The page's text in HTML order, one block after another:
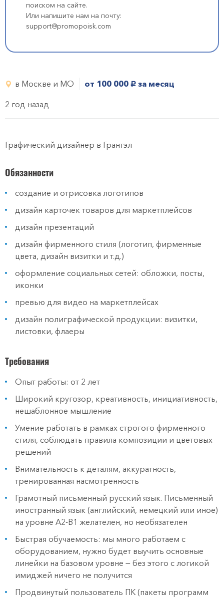
поиском на сайте.
Или напишите нам на почту:
support@promopoisk.com
в Москве и МО от 100 000 руб. за месяц
2 год назад
Графический дизайнер в Грантэл
Обязанности
создание и отрисовка логотипов
дизайн карточек товаров для маркетплейсов
дизайн презентаций
дизайн фирменного стиля (логотип, фирменные
цвета, дизайн визитки и т.д.)
оформление социальных сетей: обложки, посты,
иконки
превью для видео на маркетплейсах
дизайн полиграфической продукции: визитки,
листовки, флаеры
Требования
Опыт работы: от 2 лет
Широкий кругозор, креативность, инициативность,
нешаблонное мышление
Умение работать в рамках строгого фирменного
стиля, соблюдать правила композиции и цветовых
решений
Внимательность к деталям, аккуратность,
тренированная насмотренность
Грамотный письменный русский язык. Письменный
иностранный язык (английский, немецкий или иное)
на уровне А2-B1 желателен, но необязателен
Быстрая обучаемость: мы много работаем с
оборудованием, нужно будет выучить основные
линейки на базовом уровне — без этого с логикой
имиджей ничего не получится
Продвинутый пользователь ПК (пакеты программ